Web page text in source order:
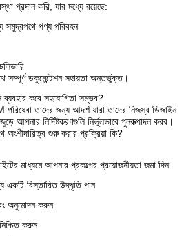
প্রদান করি, যার মধ্যে রয়েছে:
সমুদ্রপথে পণ্য পরিবহন
সম্পূর্ণ ডকুমেন্টেশন সহায়তা অন্তর্ভুক্ত।
ব্যবহার করে সহযোগিতা সম্ভব?
তাদের জন্য আদর্শ যারা তাদের নিজস্ব ডিজাইন
আপনার নির্দিষ্টকরণগুলি নির্ভুলভাবে পুনরুত্পাদন করব।
অংশীদারিত্ব শুরু করার প্রক্রিয়া কি?
মাধ্যমে আপনার প্রকল্পের প্রয়োজনীয়তা জমা দিন
একটি বিস্তারিত উদ্ধৃতি পান
অনুমোদন করুন
অর্ডার নিশ্চিত করুন